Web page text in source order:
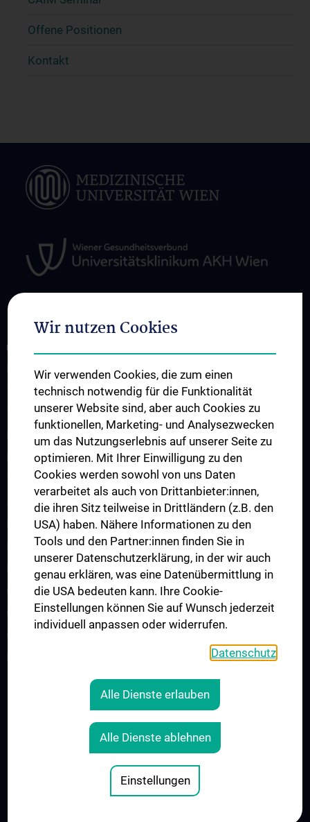
Offene Positionen
Kontakt
ÜBER UNS
Research
Translation in die Klinik
Teaching
AI Spin-Offs
Publications
CAIM Talks
CAIM Seminar
COOKIE-EINSTELLUNGEN
© 2026 Medizinische Universität Wien
Wir nutzen Cookies
Wir verwenden Cookies, die zum einen
technisch notwendig für die Funktionalität
unserer Website sind, aber auch Cookies zu
funktionellen, Marketing- und Analysezwecken
um das Nutzungserlebnis auf unserer Seite zu
optimieren. Mit Ihrer Einwilligung zu den
Cookies werden sowohl von uns Daten
verarbeitet als auch von Drittanbieter:innen,
die ihren Sitz teilweise in Drittländern (z.B. den
USA) haben. Nähere Informationen zu den
Tools und den Partner:innen finden Sie in
unserer Datenschutzerklärung, in der wir auch
genau erklären, was eine Datenübermittlung in
die USA bedeuten kann. Ihre Cookie-
Einstellungen können Sie auf Wunsch jederzeit
individuell anpassen oder widerrufen.
Datenschutz
Alle Dienste erlauben
Alle Dienste ablehnen
Einstellungen